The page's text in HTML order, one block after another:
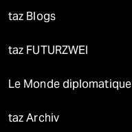
taz Blogs
taz FUTURZWEI
Le Monde diplomatique
taz Archiv